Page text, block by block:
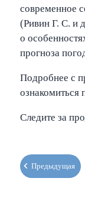
современное
(Ривин Г. С. и
о
прогноза
Подробнее с
ознакомиться
Следите за
Предыдущая